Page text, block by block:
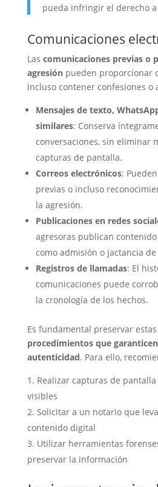
pueda infringir el derecho
Comunicaciones
Las comunicaciones previas o
agresiónpueden proporcionar
incluso contener confesiones o
Mensajes de texto,
similares: Conserva
conversaciones, sin eliminar
capturas de pantalla.
Correos electrónicos:
previas o incluso
la agresión.
Publicaciones en redes
agresoras publican
como admisión o jactancia de
Registros de llamadas: El
comunicaciones puede
la cronología de los hechos.
Es fundamental preservar
procedimientos que
autenticidad. Para ello,
Realizar capturas de
visibles
Solicitar a un notario que
contenido digital
Utilizar herramientas
preservar la información